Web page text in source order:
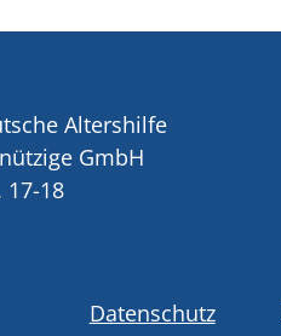
Altershilfe
GmbH
18
Datenschutz